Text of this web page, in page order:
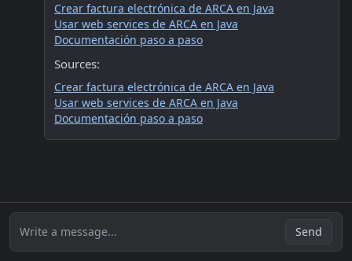
Crear factura electrónica de ARCA en Java
Usar web services de ARCA en Java
Documentación paso a paso
Sources:
Crear factura electrónica de ARCA en Java
Usar web services de ARCA en Java
Documentación paso a paso
Write a message... Send